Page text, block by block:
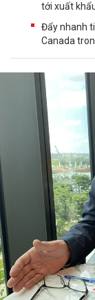
tới xuất
Đẩy nhanh
Canada